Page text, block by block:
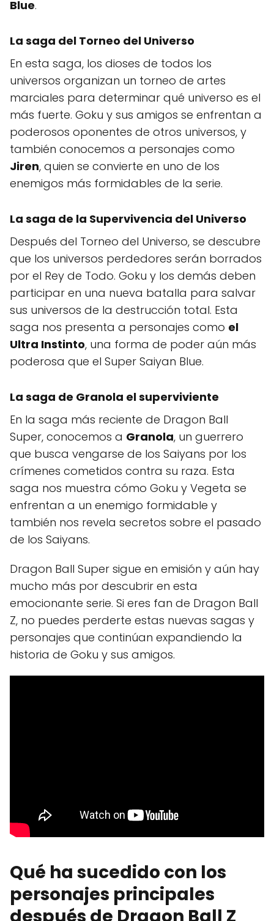
Blue.
La saga del Torneo del Universo
En esta saga, los dioses de todos los
universos organizan un torneo de artes
marciales para determinar qué universo es el
más fuerte. Goku y sus amigos se enfrentan a
poderosos oponentes de otros universos, y
también conocemos a personajes como
Jiren, quien se convierte en uno de los
enemigos más formidables de la serie.
La saga de la Supervivencia del Universo
Después del Torneo del Universo, se descubre
que los universos perdedores serán borrados
por el Rey de Todo. Goku y los demás deben
participar en una nueva batalla para salvar
sus universos de la destrucción total. Esta
saga nos presenta a personajes como el
Ultra Instinto, una forma de poder aún más
poderosa que el Super Saiyan Blue.
La saga de Granola el superviviente
En la saga más reciente de Dragon Ball
Super, conocemos a Granola, un guerrero
que busca vengarse de los Saiyans por los
crímenes cometidos contra su raza. Esta
saga nos muestra cómo Goku y Vegeta se
enfrentan a un enemigo formidable y
también nos revela secretos sobre el pasado
de los Saiyans.
Dragon Ball Super sigue en emisión y aún hay
mucho más por descubrir en esta
emocionante serie. Si eres fan de Dragon Ball
Z, no puedes perderte estas nuevas sagas y
personajes que continúan expandiendo la
historia de Goku y sus amigos.
Qué ha sucedido con los
personajes principales